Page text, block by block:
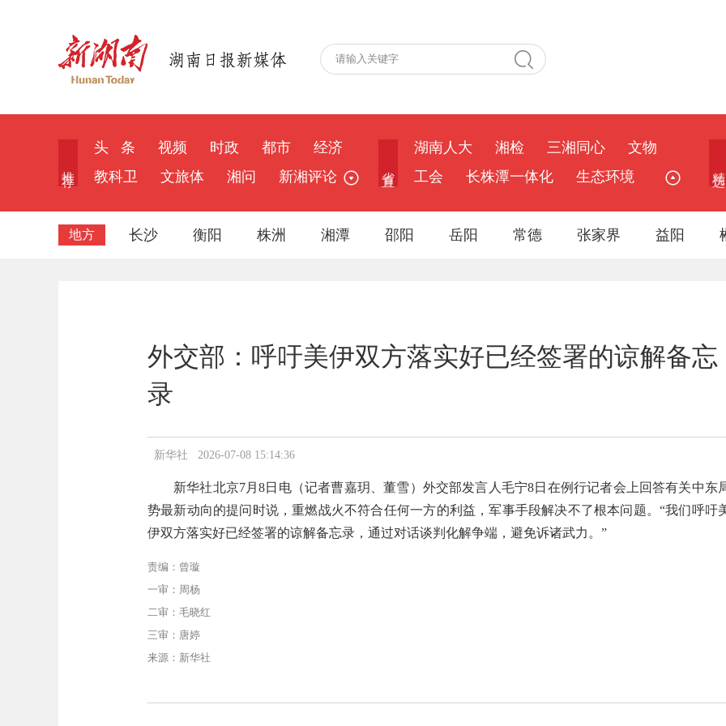
头 条 视频 时政 都市
经济
教科卫
文旅体 湘问 新湘评论
湖南人大 湘检 三湘同心
文物
工会
长株潭一体化 生态环境
地方 长沙 衡阳 株洲 湘潭 邵阳 岳阳 常德 张家界 益阳
外交部：呼吁美伊双方落实好已经签署的谅解备忘
录
新华社 2026-07-08 15:14:36
新华社北京7月8日电（记者曹嘉玥、董雪）外交部发言人毛宁8日在例行记者会上回答有关中东
势最新动向的提问时说，重燃战火不符合任何一方的利益，军事手段解决不了根本问题。“我们呼吁
伊双方落实好已经签署的谅解备忘录，通过对话谈判化解争端，避免诉诸武力。”
责编：曾璇
一审：周杨
二审：毛晓红
三审：唐婷
来源：新华社